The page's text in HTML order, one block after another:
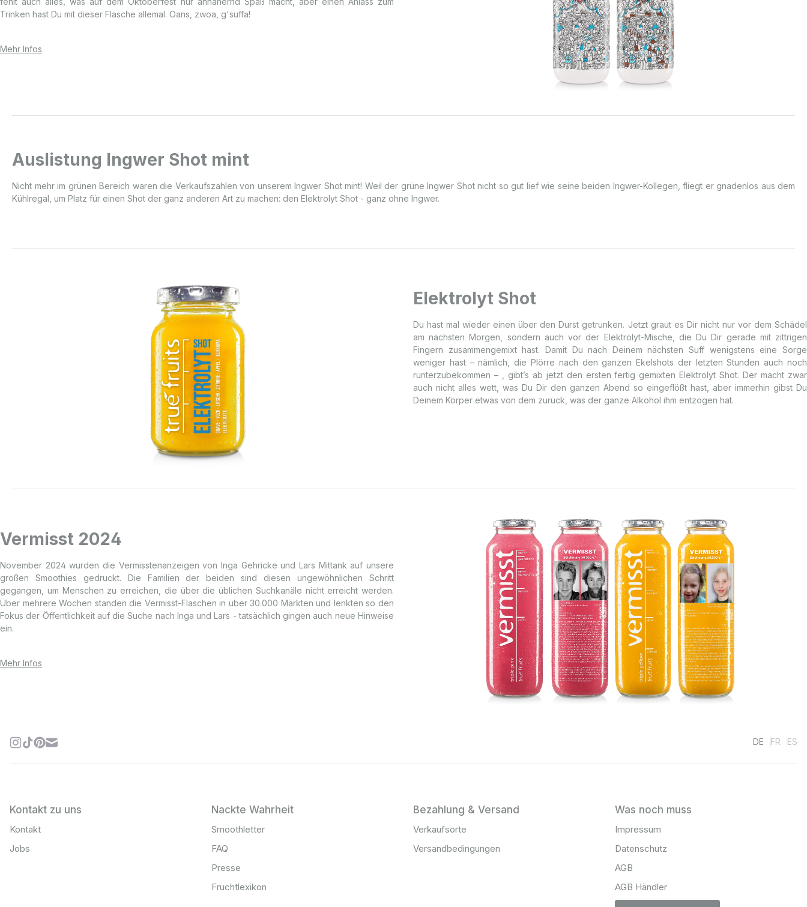
Trinken hast Du mit dieser Flasche allemal. Oans, zwoa, g'suffa!
Mehr Infos
Auslistung Ingwer Shot mint
Nicht mehr im grünen Bereich waren die Verkaufszahlen von unserem Ingwer Shot mint! Weil der grüne Ingwer Shot nicht so gut lief wie seine beiden Ingwer-Kollegen, fliegt er gnadenlos aus dem
Kühlregal, um Platz für einen Shot der ganz anderen Art zu machen: den Elektrolyt Shot - ganz ohne Ingwer.
Elektrolyt Shot
Du hast mal wieder einen über den Durst getrunken. Jetzt graut es Dir nicht nur vor dem Schädel
am nächsten Morgen, sondern auch vor der Elektrolyt-Mische, die Du Dir gerade mit zittrigen
Fingern zusammengemixt hast. Damit Du nach Deinem nächsten Suff wenigstens eine Sorge
weniger hast – nämlich, die Plörre nach den ganzen Ekelshots der letzten Stunden auch noch
runterzubekommen – , gibt’s ab jetzt den ersten fertig gemixten Elektrolyt Shot. Der macht zwar
auch nicht alles wett, was Du Dir den ganzen Abend so eingeflößt hast, aber immerhin gibst Du
Deinem Körper etwas von dem zurück, was der ganze Alkohol ihm entzogen hat.
Vermisst 2024
November 2024 wurden die Vermisstenanzeigen von Inga Gehricke und Lars Mittank auf unsere
großen Smoothies gedruckt. Die Familien der beiden sind diesen ungewöhnlichen Schritt
gegangen, um Menschen zu erreichen, die über die üblichen Suchkanäle nicht erreicht werden.
Über mehrere Wochen standen die Vermisst-Flaschen in über 30.000 Märkten und lenkten so den
Fokus der Öffentlichkeit auf die Suche nach Inga und Lars - tatsächlich gingen auch neue Hinweise
ein.
Mehr Infos
DE FR ES
Kontakt zu uns
Kontakt
Jobs
Nackte Wahrheit
Smoothletter
FAQ
Presse
Fruchtlexikon
Bezahlung & Versand
Verkaufsorte
Versandbedingungen
Was noch muss
Impressum
Datenschutz
AGB
AGB Händler